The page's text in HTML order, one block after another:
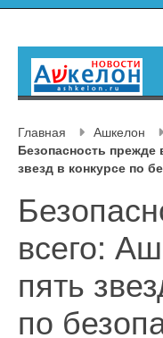
Главная
Ашкелон
Безопасность
звезд в конкурсе по
всего:
пять
по